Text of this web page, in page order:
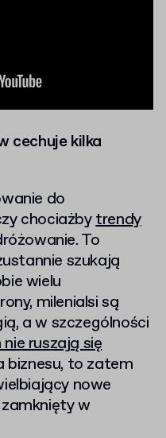
cechuje kilka
do
chociażbytrendy
To
szukają
wielu
milenialsi są
a w szczególności
ruszają się
biznesu, to zatem
nowe
w